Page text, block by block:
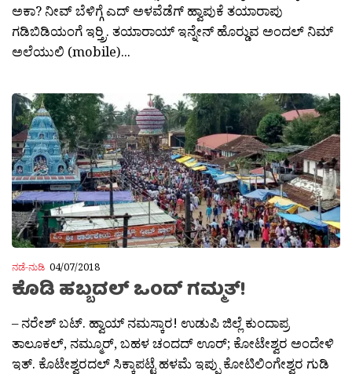
ಅಕಾ? ನೀವ್ ಬೆಳಿಗ್ಗೆ ಎದ್ ಅಳವೆಡೆಗ್ ಹ್ವಾಪುಕೆ ತಯಾರಾಪು
ಗಡಿಬಿಡಿಯಂಗೆ ಇರ‍್ತ್ರಿ. ತಯಾರಾಯ್ ಇನ್ನೇನ್ ಹೊರ‍್ಡುವ ಅಂದಲ್ ನಿಮ್
ಅಲೆಯುಲಿ (mobile)...
ನಡೆ-ನುಡಿ 04/07/2018
ಕೊಡಿ ಹಬ್ಬದಲ್ ಒಂದ್ ಗಮ್ಮತ್!
– ನರೇಶ್ ಬಟ್. ಹ್ವಾಯ್ ನಮಸ್ಕಾರ! ಉಡುಪಿ ಜಿಲ್ಲೆ ಕುಂದಾಪ್ರ
ತಾಲೂಕಲ್, ನಮ್ಮೂರ್, ಬಹಳ ಚಂದದ್ ಊರ‍್; ಕೋಟೇಶ್ವರ ಅಂದೇಳಿ
ಇತ್. ಕೊಟೇಶ್ವರದಲ್ ಸಿಕ್ಕಾಪಟ್ಟೆ ಹಳಮೆ ಇಪ್ಪು ಕೋಟಿಲಿಂಗೇಶ್ವರ ಗುಡಿ